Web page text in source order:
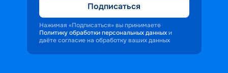
Подписаться
Нажимая «Подписаться» вы принимаете
Политику обработки персональных данных и
даёте согласие на обработку ваших данных